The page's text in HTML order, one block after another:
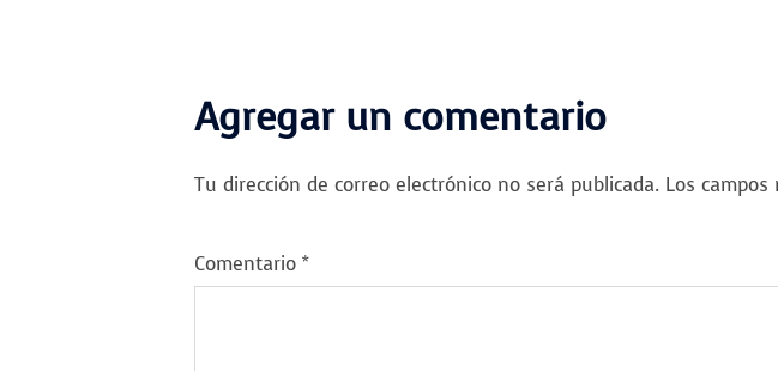
Agregar un comentario
Tu dirección de correo electrónico no será publicada. Los
Comentario *